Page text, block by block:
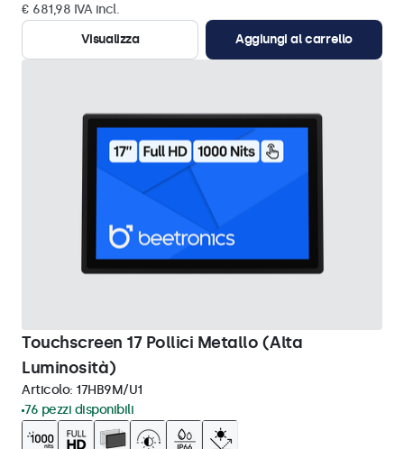
€ 681,98 IVA incl.
Visualizza
Aggiungi al carrello
Touchscreen 17 Pollici Metallo (Alta
Luminosità)
Articolo: 17HB9M/U1
76 pezzi disponibili